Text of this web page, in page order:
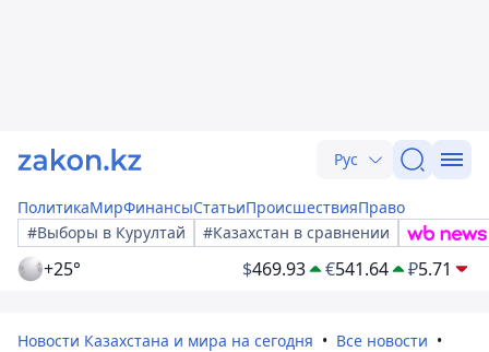
Рус
ПолитикаМирФинансыСтатьиПроисшествияПраво
#Выборы в Курултай
#Казахстан в сравнении
+25° $469.93 €541.64 ₽5.71
Новости Казахстана и мира на сегодня
Все новости